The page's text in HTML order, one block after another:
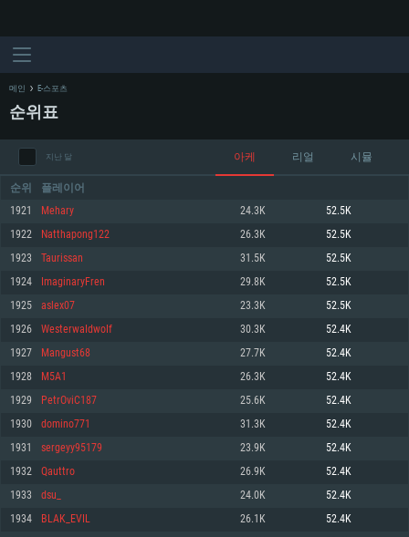
시스템 요구사항
최소사양
운영체제: Windows 10 (64 bit)
프로세서: 2.2 GHz 듀얼코어 이상
메모리: 4GB
그래픽 카드: DirectX 11 이상을 지원하는 AMD Radeon 77XX / NVIDIA
GeForce GT 660. 최소 사양 해상도: 720p
네트워크: 브로드밴드 인터넷
여유 저장 공간: 22.1 GB (최소 클라이언트)
최소사양
운영체제: Mac OS Big Sur 11.0
프로세서: 최소 2.2 GHz의 Core i5 (Intel Xeon 은 지원하지 않습니다)
메모리: 6 GB
그래픽 카드: Metal 을 지원하는 Intel Iris Pro 5200 (Mac), 혹은 이와 비슷한 성
능을 가지는 Mac 버전의 AMD/Nvidia. 최소 해상도: 720p
네트워크: 브로드밴드 인터넷
여유 저장 공간: 22.1 GB (최소 클라이언트)
최소사양
운영체제: 64bit Linux 중 최신 버전
프로세서: 2.4 GHz 듀얼코어
메모리: 4 GB
그래픽 카드: Vulkan 을 지원하고, 최신 그래픽 드라이버를 지원하는 NVIDIA
660 (6개월 미만) 혹은 그와 동급의 성능을 가지며 최신 그래픽 드라이버를 지
원하는 AMD (6개월 미만; 최소사양 지원 해상도 720p)
네트워크: 브로드밴드 인터넷
여유 저장 공간: 22.1 GB (최소 클라이언트)
메인 E-스포츠
순위표
지난 달 아케 리얼 시뮬
순위 플레이어
1921 Mehary 24.3K 52.5K
1922 Natthapong122 26.3K 52.5K
1923 Taurissan 31.5K 52.5K
1924 ImaginaryFren 29.8K 52.5K
1925 aslex07 23.3K 52.5K
1926 WesterwaIdwoIf 30.3K 52.4K
1927 Mangust68 27.7K 52.4K
1928 M5A1 26.3K 52.4K
1929 PetrOviC187 25.6K 52.4K
1930 domino771 31.3K 52.4K
1931 sergeyy95179 23.9K 52.4K
1932 Qauttro 26.9K 52.4K
1933 dsu_ 24.0K 52.4K
1934 BLAK_EVIL 26.1K 52.4K